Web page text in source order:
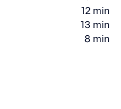
Gåtid
12 min
Gåtid
13 min
Gåtid
8 min
Kjøretid